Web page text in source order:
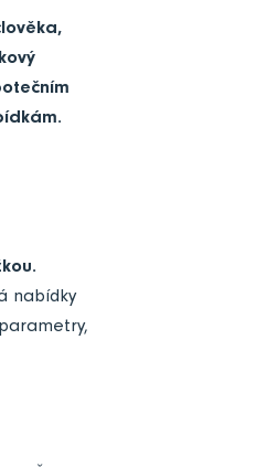
nabídky